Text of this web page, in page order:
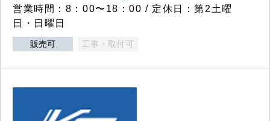
営業時間：8：00〜18：00 / 定休日：第2土曜
日・日曜日
販売可 工事・取付可